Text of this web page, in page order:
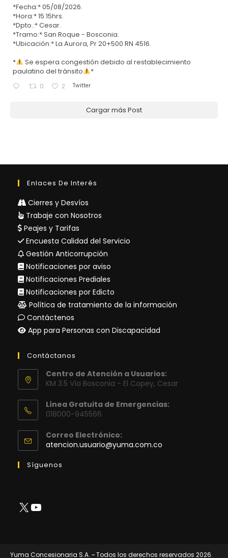
*Fecha:* 05/08/2026.
*Hora:* 15:15hrs.
*Dpto.:* Cesar.
*Tramo:* San Roque - Bosconia.
*Ubicación:* La Aurora, Pr 20+500 RN 4516.
*
Se espera congestión debido al restablecimiento
paulatino del tránsito
*
0 2 Twitter
Cargar más Post
Enlaces De Interés
Cierres y Desvíos
Trabaje con Nosotros
Peajes y Tarifas
Encuesta Calidad del Servicio
Gestión Anticorrupción
Notificaciones por aviso
Notificaciones Prediales
Notificaciones por Edicto
Política de tratamiento de la información
Contáctenos
App para Personas con Discapacidad
Contáctanos
Centro de Atención a Usuarios:
KM 3.5 Vía Bosconia - El Copey, Cesar
Línea Gratuita de Emergencias:
018000-945566
Correo Electrónico:
atencion.usuario@yuma.com.co
Síguenos
X YouTube
Yuma Concesionaria S.A. ~ Todos los derechos reservados 2026.